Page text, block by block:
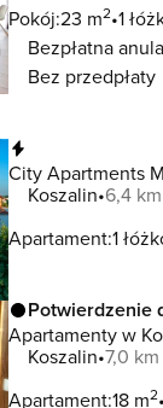
Pokój:23 m2 1
Bezpłatna
Bez przedpłaty
City Apartments
Koszalin 6,4
Apartament:1
Potwierdzenie
Apartamenty w
Koszalin 7,0
Apartament:18 m2